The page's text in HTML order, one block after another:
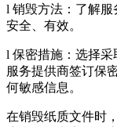
l 销毁方法：了解
安全、有效。
l 保密措施：选择
服务提供商签订保
何敏感信息。
在销毁纸质文件时